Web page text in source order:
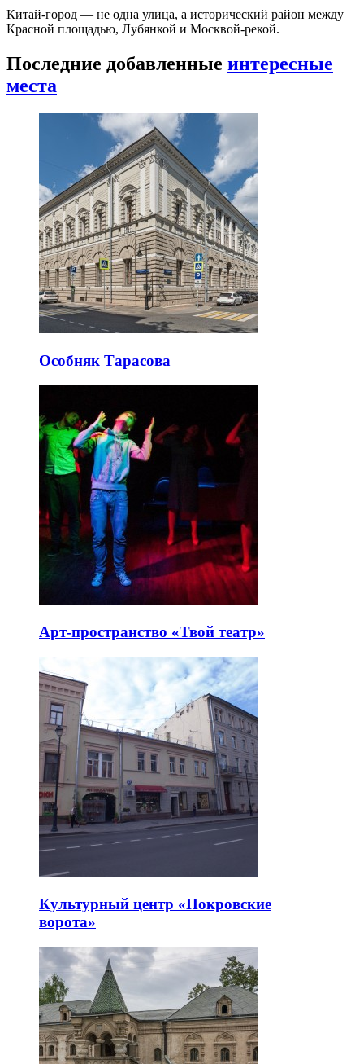
Китай-город — не одна улица, а исторический район между
Красной площадью, Лубянкой и Москвой-рекой.
Последние добавленные интересные
места
Особняк Тарасова
Арт-пространство «Твой театр»
Культурный центр «Покровские
ворота»